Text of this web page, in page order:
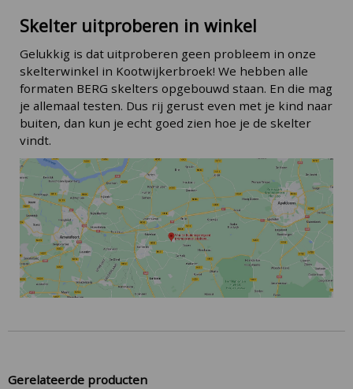
Skelter uitproberen in winkel
Gelukkig is dat uitproberen geen probleem in onze
skelterwinkel in Kootwijkerbroek! We hebben alle
formaten BERG skelters opgebouwd staan. En die mag
je allemaal testen. Dus rij gerust even met je kind naar
buiten, dan kun je echt goed zien hoe je de skelter
vindt.
Gerelateerde producten